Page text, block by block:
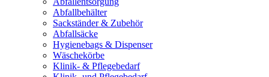
Abfallbehälter
Sackständer & Zubehör
Abfallsäcke
Hygienebags & Dispenser
Wäschekörbe
Klinik- & Pflegebedarf